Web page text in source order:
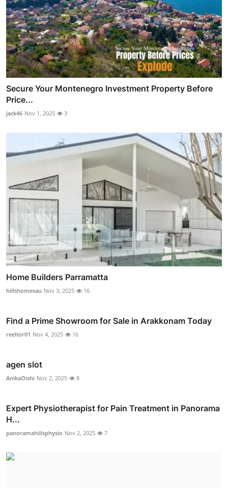
Secure Your Montenegro Investment Property Before
Price...
jack46 Nov 1, 2025 3
Home Builders Parramatta
hillshomesau Nov 3, 2025 16
Find a Prime Showroom for Sale in Arakkonam Today
reeltor01 Nov 4, 2025 16
agen slot
AnikaOishi Nov 2, 2025 8
Expert Physiotherapist for Pain Treatment in Panorama
H...
panoramahillsphysio Nov 2, 2025 7